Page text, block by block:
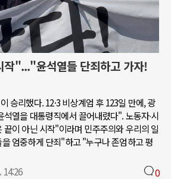
작"..."윤석열들 단죄하고 가자!
승리했다. 12·3 비상계엄 후 123일 만에, 광
열을 대통령직에서 끌어내렸다". 노동자∙시
이 아닌 시작"이라며 민주주의와 우리의 일
엄중하게 단죄"하고 "누구나 존엄하고 평
14:26 0